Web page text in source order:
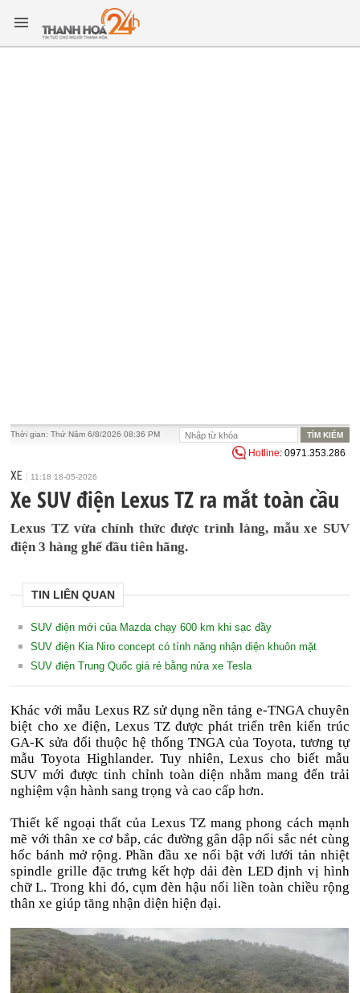
Thời gian:Thứ Năm 6/8/2026 08:36 PM
Hotline: 0971.353.286
XE 11:18 18-05-2026
Xe SUV điện Lexus TZ ra mắt toàn cầu
Lexus TZ vừa chính thức được trình làng, mẫu xe SUV
điện 3 hàng ghế đầu tiên hãng.
TIN LIÊN QUAN
SUV điện mới của Mazda chạy 600 km khi sạc đầy
SUV điện Kia Niro concept có tính năng nhận diện khuôn mặt
SUV điện Trung Quốc giá rẻ bằng nửa xe Tesla
Khác với mẫu Lexus RZ sử dụng nền tảng e-TNGA chuyên
biệt cho xe điện, Lexus TZ được phát triển trên kiến trúc
GA-K sửa đổi thuộc hệ thống TNGA của Toyota, tương tự
mẫu Toyota Highlander. Tuy nhiên, Lexus cho biết mẫu
SUV mới được tinh chỉnh toàn diện nhằm mang đến trải
nghiệm vận hành sang trọng và cao cấp hơn.
Thiết kế ngoại thất của Lexus TZ mang phong cách mạnh
mẽ với thân xe cơ bắp, các đường gân dập nổi sắc nét cùng
hốc bánh mở rộng. Phần đầu xe nổi bật với lưới tản nhiệt
spindle grille đặc trưng kết hợp dải đèn LED định vị hình
chữ L. Trong khi đó, cụm đèn hậu nối liền toàn chiều rộng
thân xe giúp tăng nhận diện hiện đại.